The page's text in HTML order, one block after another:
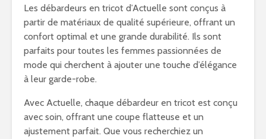
Les débardeurs en tricot d’Actuelle sont conçus à
partir de matériaux de qualité supérieure, offrant un
confort optimal et une grande durabilité. Ils sont
parfaits pour toutes les femmes passionnées de
mode qui cherchent à ajouter une touche d’élégance
à leur garde-robe.
Avec Actuelle, chaque débardeur en tricot est conçu
avec soin, offrant une coupe flatteuse et un
ajustement parfait. Que vous recherchiez un